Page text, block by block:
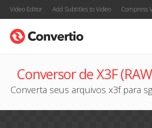
Video Editor Add Subtitles to Video Compress
Conversor de X3F
Converta seus arquivos x3f para